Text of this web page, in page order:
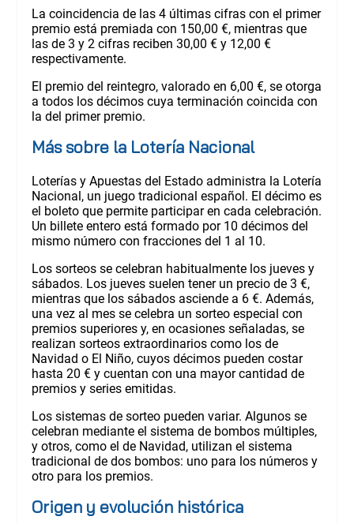
La coincidencia de las 4 últimas cifras con el primer
premio está premiada con 150,00 €, mientras que
las de 3 y 2 cifras reciben 30,00 € y 12,00 €
respectivamente.
El premio del reintegro, valorado en 6,00 €, se otorga
a todos los décimos cuya terminación coincida con
la del primer premio.
Más sobre la Lotería Nacional
Loterías y Apuestas del Estado administra la Lotería
Nacional, un juego tradicional español. El décimo es
el boleto que permite participar en cada celebración.
Un billete entero está formado por 10 décimos del
mismo número con fracciones del 1 al 10.
Los sorteos se celebran habitualmente los jueves y
sábados. Los jueves suelen tener un precio de 3 €,
mientras que los sábados asciende a 6 €. Además,
una vez al mes se celebra un sorteo especial con
premios superiores y, en ocasiones señaladas, se
realizan sorteos extraordinarios como los de
Navidad o El Niño, cuyos décimos pueden costar
hasta 20 € y cuentan con una mayor cantidad de
premios y series emitidas.
Los sistemas de sorteo pueden variar. Algunos se
celebran mediante el sistema de bombos múltiples,
y otros, como el de Navidad, utilizan el sistema
tradicional de dos bombos: uno para los números y
otro para los premios.
Origen y evolución histórica